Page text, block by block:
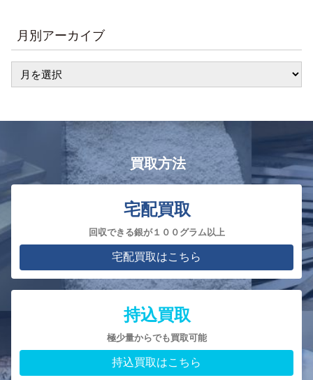
月別アーカイブ
買取方法
宅配買取
回収できる銀が１００グラム以上
宅配買取はこちら
持込買取
極少量からでも買取可能
持込買取はこちら